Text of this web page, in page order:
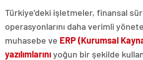
Türkiye'deki işletmeler, finansal
operasyonlarını daha verimli
muhasebe ve ERP (Kurumsal
yazılımlarınıyoğun bir şekilde